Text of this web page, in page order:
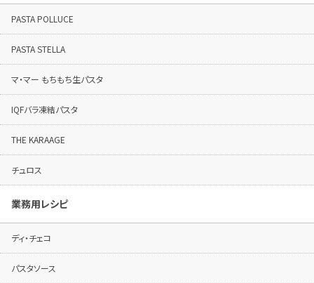
PASTA POLLUCE
PASTA STELLA
マ・マー もちもち生パスタ
IQFバラ凍結パスタ
THE KARAAGE
チュロス
業務用レシピ
ディ・チェコ
パスタソース